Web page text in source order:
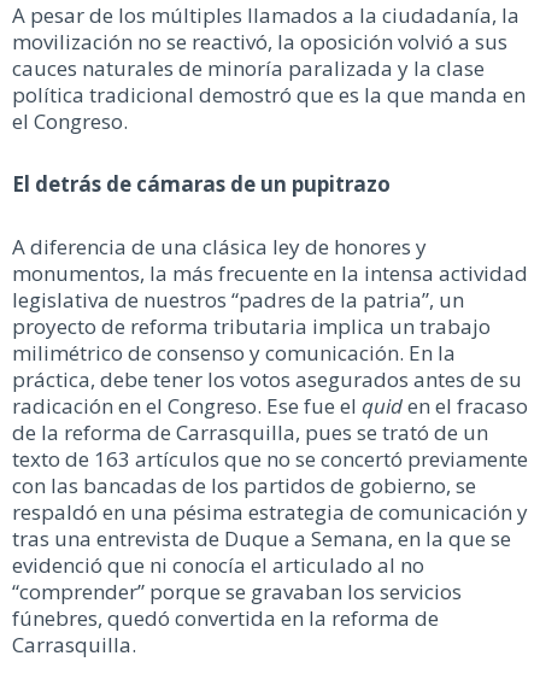
A pesar de los múltiples llamados a la ciudadanía, la
movilización no se reactivó, la oposición volvió a sus
cauces naturales de minoría paralizada y la clase
política tradicional demostró que es la que manda en
el Congreso.
El detrás de cámaras de un pupitrazo
A diferencia de una clásica ley de honores y
monumentos, la más frecuente en la intensa actividad
legislativa de nuestros “padres de la patria”, un
proyecto de reforma tributaria implica un trabajo
milimétrico de consenso y comunicación. En la
práctica, debe tener los votos asegurados antes de su
radicación en el Congreso. Ese fue el quiden el fracaso
de la reforma de Carrasquilla, pues se trató de un
texto de 163 artículos que no se concertó previamente
con las bancadas de los partidos de gobierno, se
respaldó en una pésima estrategia de comunicación y
tras una entrevista de Duque a Semana, en la que se
evidenció que ni conocía el articulado al no
“comprender” porque se gravaban los servicios
fúnebres, quedó convertida en la reforma de
Carrasquilla.